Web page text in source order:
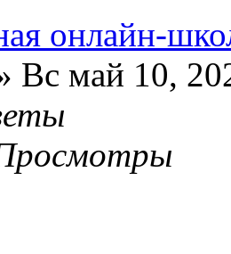
онлайн-
Вс май 10,